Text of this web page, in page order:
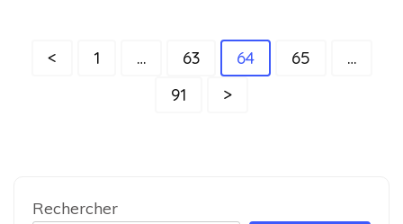
Pagination
< Page
1 … Page
63 Page
64 Page
65
…
Page
91 >
Rechercher